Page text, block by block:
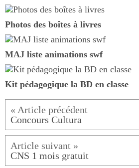
Photos des boîtes à livres
MAJ liste animations swf
Kit pédagogique la BD en classe
Concours Cultura
CNS 1 mois gratuit